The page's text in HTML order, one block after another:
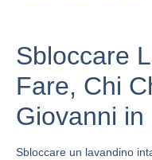
Sbloccare
Fare, Chi
Giovanni in
Sbloccare un lavandino